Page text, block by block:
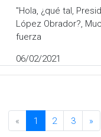
"Hola, ¿qué tal,
López Obrador?,
fuerza
06/02/2021
« 1 2 3 »